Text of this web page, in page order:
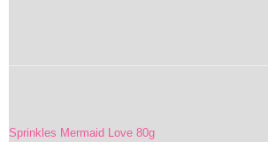
Sprinkles Mermaid Love 80g